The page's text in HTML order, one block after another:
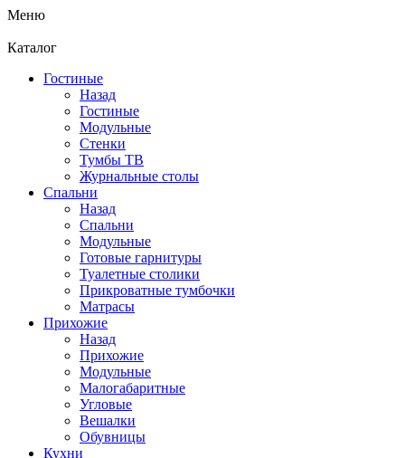
Меню
Каталог
Гостиные
Назад
Гостиные
Модульные
Стенки
Тумбы ТВ
Журнальные столы
Спальни
Назад
Спальни
Модульные
Готовые гарнитуры
Туалетные столики
Прикроватные тумбочки
Матрасы
Прихожие
Назад
Прихожие
Модульные
Малогабаритные
Угловые
Вешалки
Обувницы
Кухни